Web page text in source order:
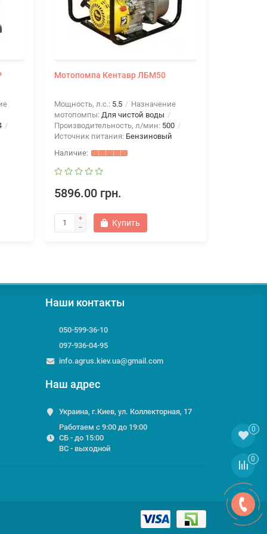
Мотопомпа Кентавр ЛБМ50
Мощность, л.с.: 5.5
Назначение
мотопомпы: Для чистой воды
Производительность, л/мин: 500
Источник питания: Бензиновый
5896.00 грн.
Купить
Наши контакты
050-599-36-10
097-936-04-95
info.agrus.kiev.ua@gmail.com
Наш адрес
Украина, г.Киев, ул. Коллекторная, 17
Работаем с 9:00 до 19:00
СБ - до 15:00
ВС - выходной
0
0